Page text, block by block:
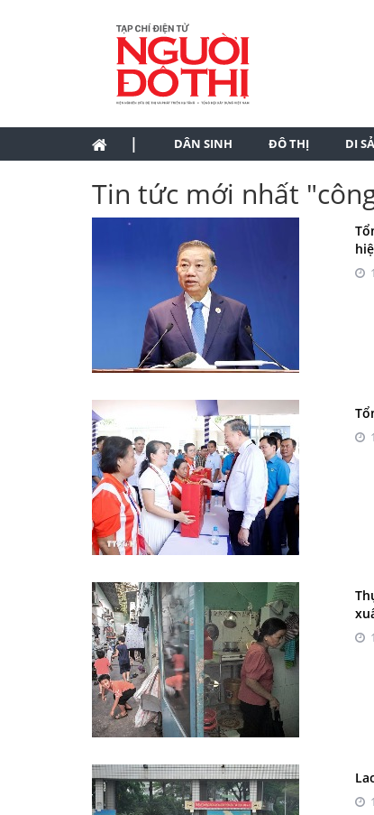
| DÂN SINH ĐÔ THỊ DI
Tin tức mới nhất